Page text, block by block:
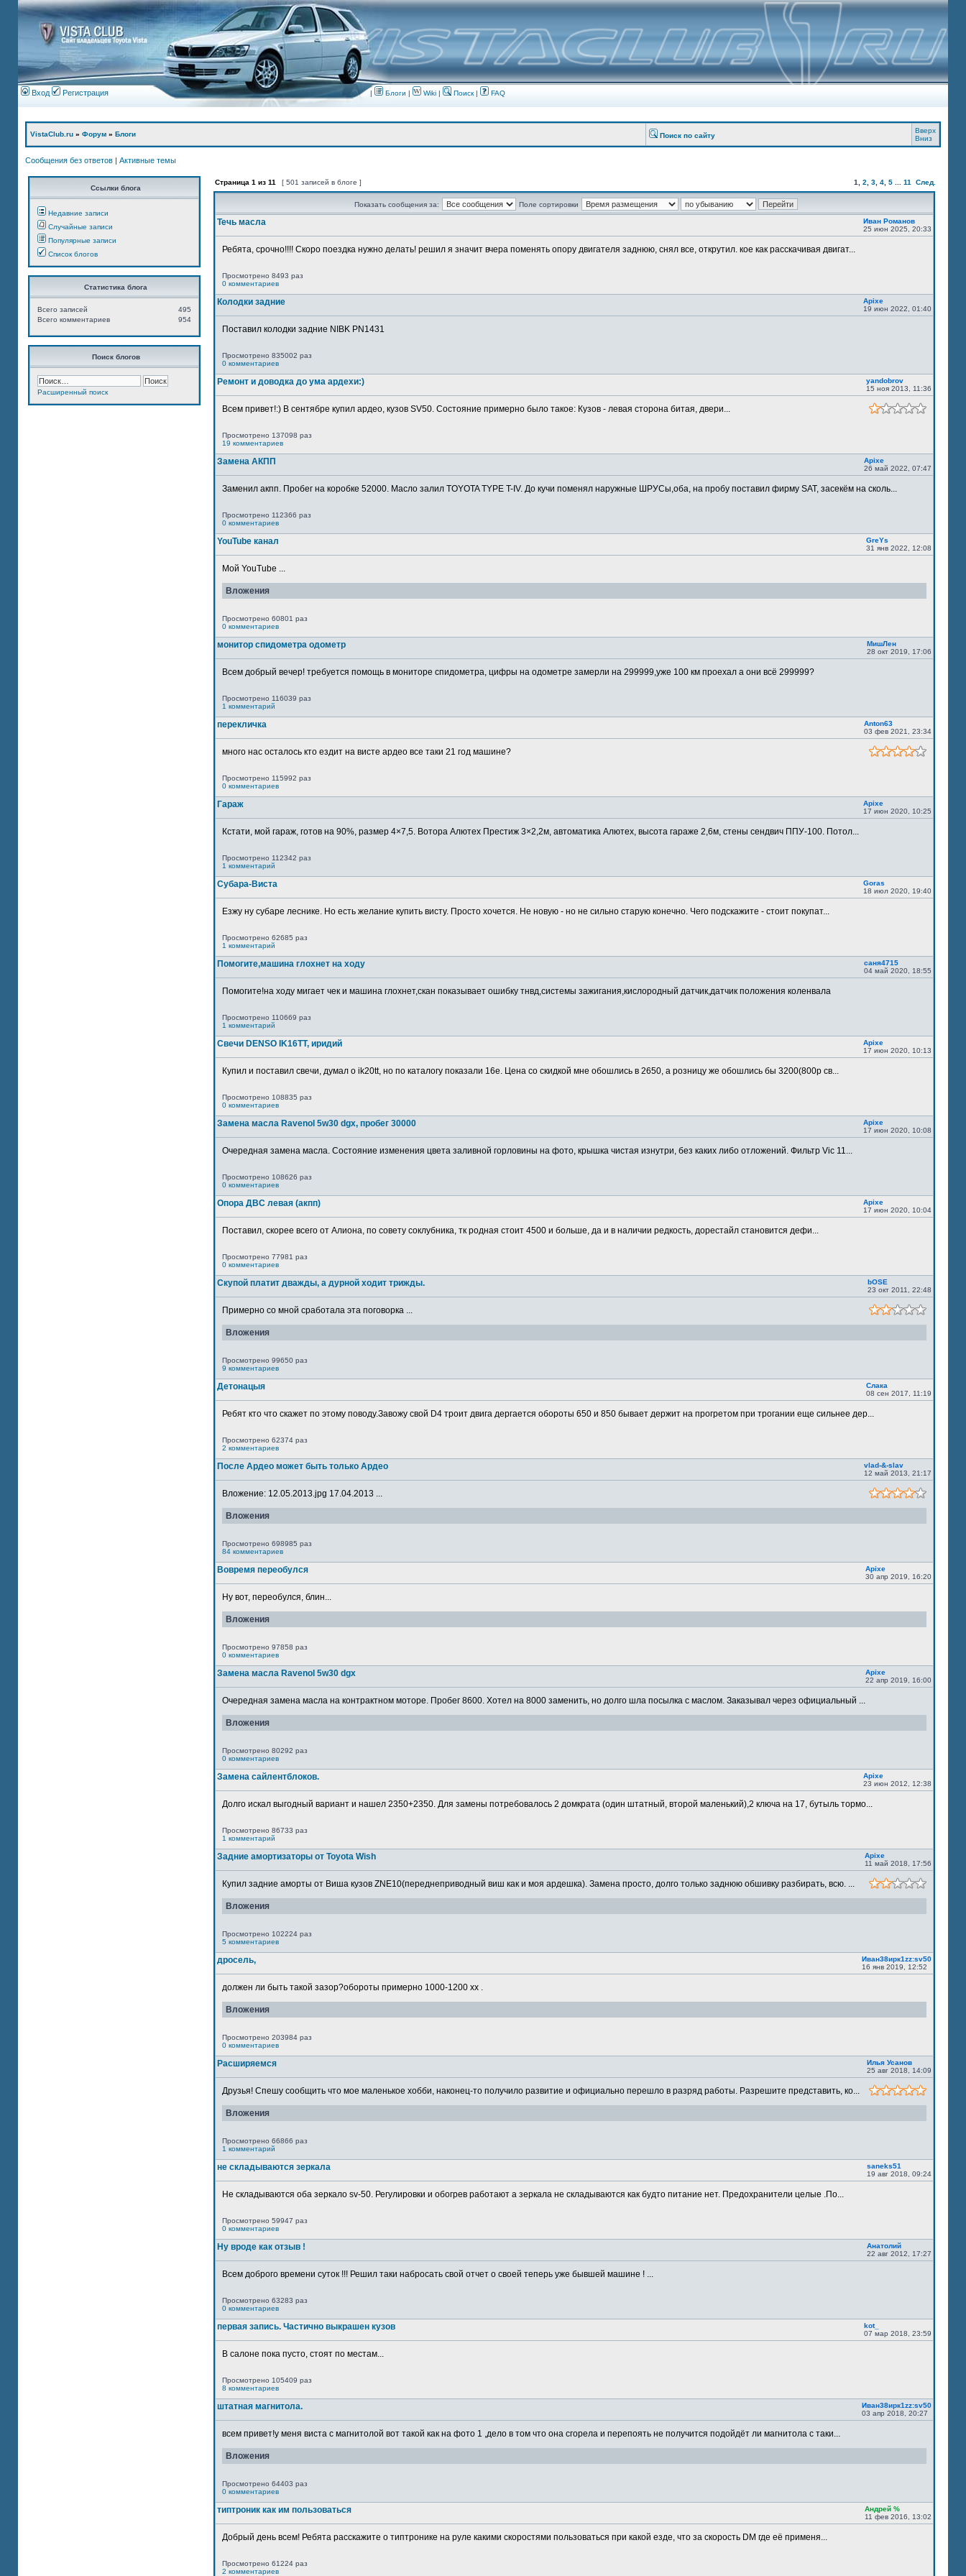
Вход Регистрация | Блоги | Wiki | Поиск| FAQ
VistaClub.ru » Форум » Блоги Поиск по сайту
Вверх
Вниз
Сообщения без ответов | Активные темы
Ссылки блога
Недавние записи
Случайные записи
Популярные записи
Список блогов
Статистика блога
495
Всего записей
954
Всего комментариев
Поиск блогов
Расширенный поиск
Страница 1 из 11 [ 501 записей в блоге ] 1 2 3 4 5 11 След.
Показать сообщения за: Поле сортировки
Течь масла
Иван Романов
25 июн 2025, 20:33
Ребята, срочно!!!! Скоро поездка нужно делать! решил я значит вчера поменять опору двигателя заднюю, снял все, открутил. кое как расскачивая двигат...
Просмотрено 8493 раз
0 комментариев
Колодки задние
Apixe
19 июн 2022, 01:40
Поставил колодки задние NIBK PN1431
Просмотрено 835002 раз
0 комментариев
Ремонт и доводка до ума ардехи:)
yandobrov
15 ноя 2013, 11:36
Всем привет!:) В сентябре купил ардео, кузов SV50. Состояние примерно было такое: Кузов - левая сторона битая, двери...
Просмотрено 137098 раз
19 комментариев
Замена АКПП
Apixe
26 май 2022, 07:47
Заменил акпп. Пробег на коробке 52000. Масло залил TOYOTA TYPE T-IV. До кучи поменял наружные ШРУСы,оба, на пробу поставил фирму SAT, засекём на сколь...
Просмотрено 112366 раз
0 комментариев
YouTube канал
GreYs
31 янв 2022, 12:08
Мой YouTube ...
Вложения
Просмотрено 60801 раз
0 комментариев
монитор спидометра одометр
МишЛен
28 окт 2019, 17:06
Всем добрый вечер! требуется помощь в мониторе спидометра, цифры на одометре замерли на 299999,уже 100 км проехал а они всё 299999?
Просмотрено 116039 раз
1 комментарий
перекличка
Anton63
03 фев 2021, 23:34
много нас осталось кто ездит на висте ардео все таки 21 год машине?
Просмотрено 115992 раз
0 комментариев
Гараж
Apixe
17 июн 2020, 10:25
Кстати, мой гараж, готов на 90%, размер 4×7,5. Вотора Алютех Престиж 3×2,2м, автоматика Алютех, высота гараже 2,6м, стены сендвич ППУ-100. Потол...
Просмотрено 112342 раз
1 комментарий
Субара-Виста
Goras
18 июл 2020, 19:40
Езжу ну субаре леснике. Но есть желание купить висту. Просто хочется. Не новую - но не сильно старую конечно. Чего подскажите - стоит покупат...
Просмотрено 62685 раз
1 комментарий
Помогите,машина глохнет на ходу
саня4715
04 май 2020, 18:55
Помогите!на ходу мигает чек и машина глохнет,скан показывает ошибку тнвд,системы зажигания,кислородный датчик,датчик положения коленвала
Просмотрено 110669 раз
1 комментарий
Свечи DENSO IK16TT, иридий
Apixe
17 июн 2020, 10:13
Купил и поставил свечи, думал о ik20tt, но по каталогу показали 16е. Цена со скидкой мне обошлись в 2650, а розницу же обошлись бы 3200(800р св...
Просмотрено 108835 раз
0 комментариев
Замена масла Ravenol 5w30 dgx, пробег 30000
Apixe
17 июн 2020, 10:08
Очередная замена масла. Состояние изменения цвета заливной горловины на фото, крышка чистая изнутри, без каких либо отложений. Фильтр Vic 11...
Просмотрено 108626 раз
0 комментариев
Опора ДВС левая (акпп)
Apixe
17 июн 2020, 10:04
Поставил, скорее всего от Алиона, по совету соклубника, тк родная стоит 4500 и больше, да и в наличии редкость, дорестайл становится дефи...
Просмотрено 77981 раз
0 комментариев
Скупой платит дважды, а дурной ходит трижды.
bOSE
23 окт 2011, 22:48
Примерно со мной сработала эта поговорка ...
Вложения
Просмотрено 99650 раз
9 комментариев
Детонацыя
Слака
08 сен 2017, 11:19
Ребят кто что скажет по этому поводу.Завожу свой D4 троит двига дергается обороты 650 и 850 бывает держит на прогретом при трогании еще сильнее дер...
Просмотрено 62374 раз
2 комментариев
После Ардео может быть только Ардео
vlad-&-slav
12 май 2013, 21:17
Вложение: 12.05.2013.jpg 17.04.2013 ...
Вложения
Просмотрено 698985 раз
84 комментариев
Вовремя переобулся
Apixe
30 апр 2019, 16:20
Ну вот, переобулся, блин...
Вложения
Просмотрено 97858 раз
0 комментариев
Замена масла Ravenol 5w30 dgx
Apixe
22 апр 2019, 16:00
Очередная замена масла на контрактном моторе. Пробег 8600. Хотел на 8000 заменить, но долго шла посылка с маслом. Заказывал через официальный ...
Вложения
Просмотрено 80292 раз
0 комментариев
Замена сайлентблоков.
Apixe
23 июн 2012, 12:38
Долго искал выгодный вариант и нашел 2350+2350. Для замены потребовалось 2 домкрата (один штатный, второй маленький),2 ключа на 17, бутыль тормо...
Просмотрено 86733 раз
1 комментарий
Задние амортизаторы от Toyota Wish
Apixe
11 май 2018, 17:56
Купил задние аморты от Виша кузов ZNE10(переднеприводный виш как и моя ардешка). Замена просто, долго только заднюю обшивку разбирать, всю. ...
Вложения
Просмотрено 102224 раз
5 комментариев
дросель,
Иван38ирк1zz:sv50
16 янв 2019, 12:52
должен ли быть такой зазор?обороты примерно 1000-1200 хх .
Вложения
Просмотрено 203984 раз
0 комментариев
Расширяемся
Илья Усанов
25 авг 2018, 14:09
Друзья! Спешу сообщить что мое маленькое хобби, наконец-то получило развитие и официально перешло в разряд работы. Разрешите представить, ко...
Вложения
Просмотрено 66866 раз
1 комментарий
не складываются зеркала
saneks51
19 авг 2018, 09:24
Не складываются оба зеркало sv-50. Регулировки и обогрев работают а зеркала не складываются как будто питание нет. Предохранители целые .По...
Просмотрено 59947 раз
0 комментариев
Ну вроде как отзыв !
Анатолий
22 авг 2012, 17:27
Всем доброго времени суток !!! Решил таки набросать свой отчет о своей теперь уже бывшей машине ! ...
Просмотрено 63283 раз
0 комментариев
первая запись. Частично выкрашен кузов
kot_
07 мар 2018, 23:59
В салоне пока пусто, стоят по местам...
Просмотрено 105409 раз
8 комментариев
штатная магнитола.
Иван38ирк1zz:sv50
03 апр 2018, 20:27
всем привет!у меня виста с магнитолой вот такой как на фото 1 ,дело в том что она сгорела и перепоять не получится подойдёт ли магнитола с таки...
Вложения
Просмотрено 64403 раз
0 комментариев
типтроник как им пользоваться
Андрей %
11 фев 2016, 13:02
Добрый день всем! Ребята расскажите о типтронике на руле какими скоростями пользоваться при какой езде, что за скорость DM где её применя...
Просмотрено 61224 раз
2 комментариев